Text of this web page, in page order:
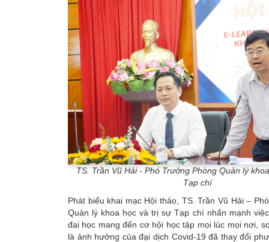
TS. Trần Vũ Hải - Phó Trưởng Phòng Quản lý
Tạp chí
Phát biểu khai mạc Hội thảo, TS. Trần Vũ Hải –
Quản lý khoa học và trị sự Tạp chí nhấn mạnh
đại học mang đến cơ hội học tập mọi lúc mọi nơi,
là ảnh hưởng của đại dịch Covid-19 đã thay đổi